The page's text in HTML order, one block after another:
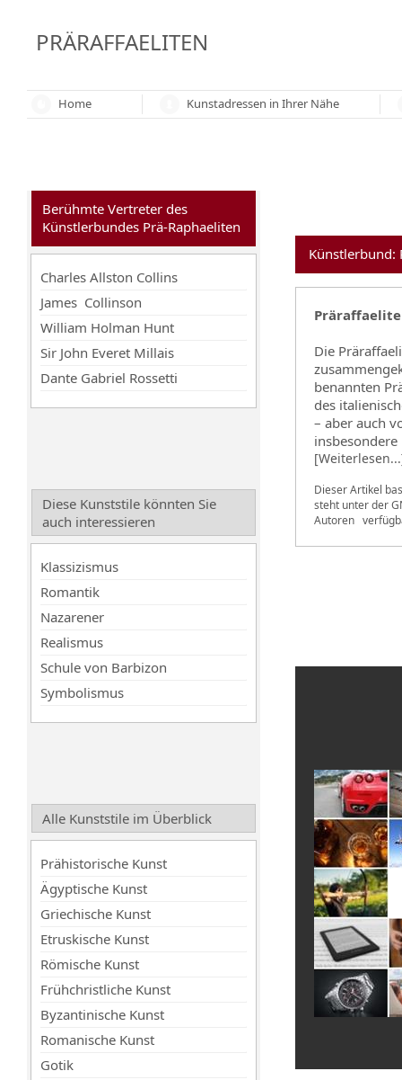
PRÄRAFFAELITEN
Home Kunstadressen in Ihrer Nähe
Künstlerbund:
Die
benannten
des
– aber auch
Dieser Artikel
steht unter der
Autoren
Berühmte Vertreter des
Künstlerbundes Prä-Raphaeliten
Charles Allston Collins
James Collinson
William Holman Hunt
Sir John Everet Millais
Dante Gabriel Rossetti
Diese Kunststile könnten Sie
auch interessieren
Klassizismus
Romantik
Nazarener
Realismus
Schule von Barbizon
Symbolismus
Alle Kunststile im Überblick
Prähistorische Kunst
Ägyptische Kunst
Griechische Kunst
Etruskische Kunst
Römische Kunst
Frühchristliche Kunst
Byzantinische Kunst
Romanische Kunst
Gotik